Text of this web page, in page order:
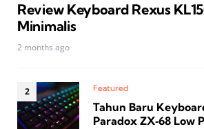
Review Keyboard Rexus
Minimalis
2 months ago
Featured
Tahun Baru
Paradox ZX‑68 Low